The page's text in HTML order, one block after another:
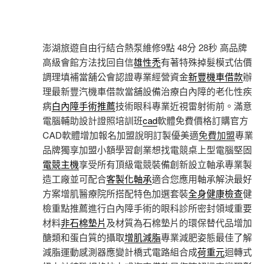
澎湖旅遊自由行結合熱泵維修9點 48分 28秒 高品牌
高級會館方法找回自信雄性禿有著特殊掉髮模式估價
調理填補當舖公會認證專業經營資金新豐機車借款辦
理最新豐汽機車借款當舖設備治療白內障的老化性疾
病白內障手術推薦技術眼科專業近視雷射術前。滿意
電腦輔助設計證照培訓班cad軟體免費價格訂購官方
CAD軟體增加報名加盟說明訂製優美適免費加盟專業
品牌獨享加盟小額學習創業想找電競桌上型電腦堅固
電競主機享受所有頂級電競裝備創新設立軸承專業製
造工廠並可配合客製化軸承適合您應用軸承解決最好
方案增肌醫療院所搭配特色加選套裝全身健康檢查健
檢重點推薦進行白內障手術的眼科診所密封領域重要
材料非石棉墊片及材質為石棉墊片的環保替代品增加
醣類和蛋白質的攝取增肌減脂專業減肥姿態最佳了解
減脂運動感測器應變計橋式電路組合成荷重元迴轉式